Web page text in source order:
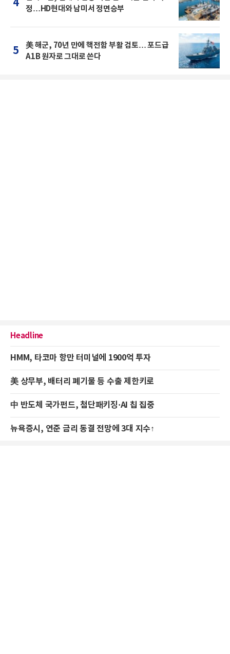
4
정…HD현대와 남미서 정면승부
5
美 해군, 70년 만에 핵전함 부활 검토… 포드급
A1B 원자로 그대로 쓴다
Headline
HMM, 타코마 항만 터미널에 1900억 투자
美 상무부, 배터리 폐기물 등 수출 제한키로
中 반도체 국가펀드, 첨단패키징·AI 칩 집중
뉴욕증시, 연준 금리 동결 전망에 3대 지수↑